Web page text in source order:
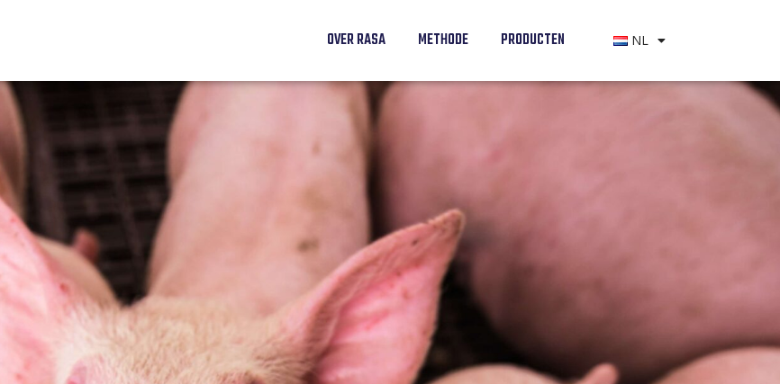
OVER RASA METHODE PRODUCTEN NL